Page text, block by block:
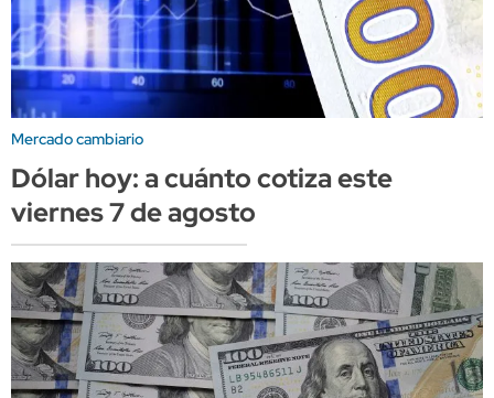
Mercado cambiario
Dólar hoy: a cuánto cotiza este
viernes 7 de agosto